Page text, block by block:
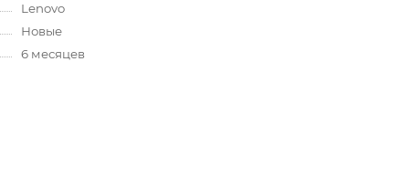
Lenovo
Новые
6 месяцев